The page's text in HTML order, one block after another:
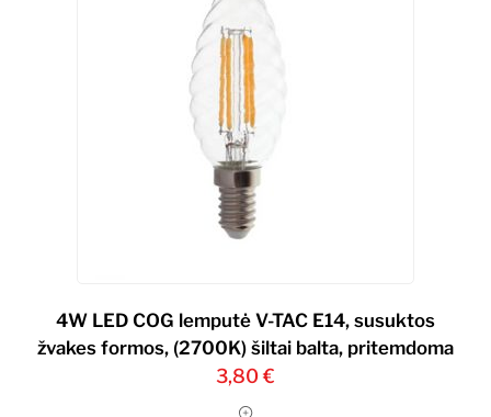
4W LED COG lemputė V-TAC E14, susuktos
žvakes formos, (2700K) šiltai balta, pritemdoma
3,80€